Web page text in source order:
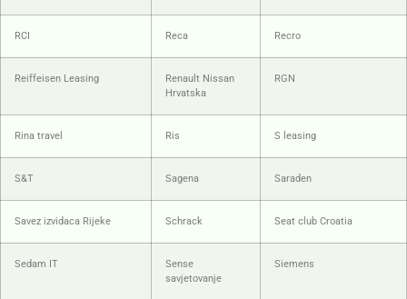
RCI Reca Recro
Reiffeisen Leasing
Renault Nissan
Hrvatska
RGN
Rina travel Ris S leasing
S&T Sagena Saraden
Savez izvidaca Rijeke Schrack Seat club Croatia
Sedam IT
Sense
savjetovanje
Siemens